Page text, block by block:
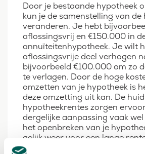
Door je bestaande hypotheek
kun je de samenstelling van de
veranderen. Je hebt
aflossingsvrij en €150.000 in
annuïteitenhypotheek. Je wilt
aflossingsvrije deel verhogen
bijvoorbeeld €100.000 om zo
te verlagen. Door de hoge
omzetten van je hypotheek is
deze omzetting uit kan. De
hypotheekrentes zorgen
dergelijke aanpassing vaak
het openbreken van je
gelijk weer voor een lange
tegen de huidige lage